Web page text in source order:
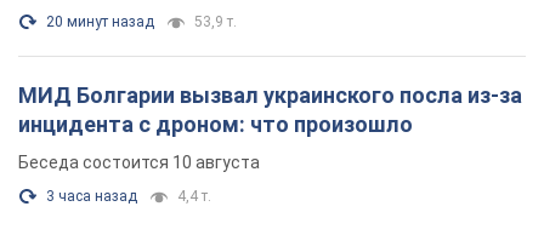
20 минут назад 53,9 т.
МИД Болгарии вызвал украинского посла из-за
инцидента с дроном: что произошло
Беседа состоится 10 августа
3 часа назад 4,4 т.